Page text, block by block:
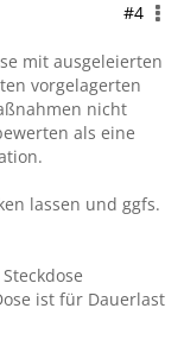
#4
mit ausgeleierten
vorgelagerten
nicht
als eine
lassen und ggfs.
ist für Dauerlast